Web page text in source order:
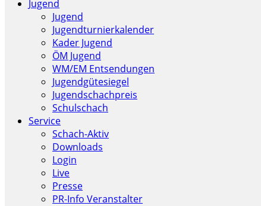
Jugend
Jugend
Jugendturnierkalender
Kader Jugend
ÖM Jugend
WM/EM Entsendungen
Jugendgütesiegel
Jugendschachpreis
Schulschach
Service
Schach-Aktiv
Downloads
Login
Live
Presse
PR-Info Veranstalter